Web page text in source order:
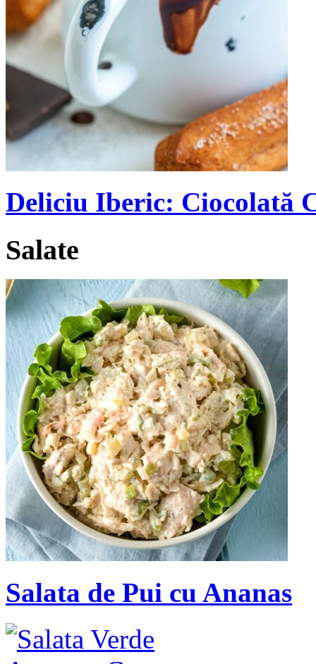
Deliciu Iberic: Ciocolată
Salate
Salata de Pui cu Ananas